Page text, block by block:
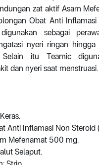
zat aktif Asam
Obat Anti Inflamasi
sebagai
nyeri ringan hingga
Selain itu Teamic
dan nyeri saat menstruasi.
Anti Inflamasi Non Steroid
Mefenamat 500 mg.
Selaput.